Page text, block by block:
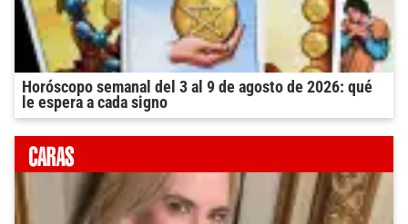
Horóscopo semanal del 3 al 9 de agosto de 2026: qué
le espera a cada signo